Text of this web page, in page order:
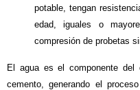
potable, tengan
edad, iguales o
compresión de probetas
El agua es el componente del
cemento, generando el